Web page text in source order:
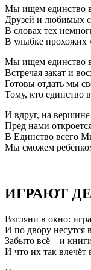
Мы ищем единство
Друзей и любимых
В словах тех
В улыбке прохожих
Мы ищем единство
Встречая закат и
Готовы отдать мы
Тому, кто единство
И вдруг, на вершине
Пред нами
В Единство всего
Мы сможем
ИГРАЮТ
Взгляни в окно:
И по двору несутся
Забыто всё – и
И что их так влечёт